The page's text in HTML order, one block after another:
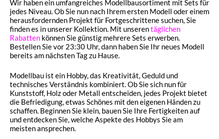
Wir haben ein umfangreiches Modellbausortiment mit Sets für
jedes Niveau. Ob Sie nun nach Ihrem ersten Modell oder einem
herausfordernden Projekt für Fortgeschrittene suchen, Sie
finden es in unserer Kollektion. Mit unserentäglichen
Rabatten können Sie günstig mehrere Sets erwerben.
Bestellen Sie vor 23:30 Uhr, dann haben Sie Ihr neues Modell
bereits am nächsten Tag zu Hause.
Modellbau ist ein Hobby, das Kreativität, Geduld und
technisches Verständnis kombiniert. Ob Sie sich nun für
Kunststoff, Holz oder Metall entscheiden, jedes Projekt bietet
die Befriedigung, etwas Schönes mit den eigenen Händen zu
schaffen. Beginnen Sie klein, bauen Sie Ihre Fertigkeiten auf
und entdecken Sie, welche Aspekte des Hobbys Sie am
meisten ansprechen.